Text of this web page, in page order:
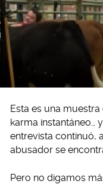
Esta es una
karma instantáneo…
entrevista continuó,
abusador se
Pero no digamos